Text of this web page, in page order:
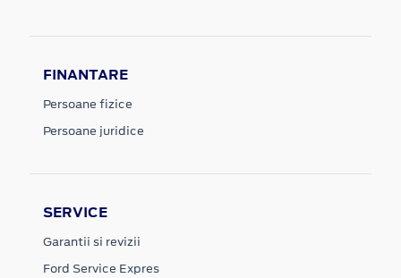
FINANTARE
Persoane fizice
Persoane juridice
SERVICE
Garantii si revizii
Ford Service Expres